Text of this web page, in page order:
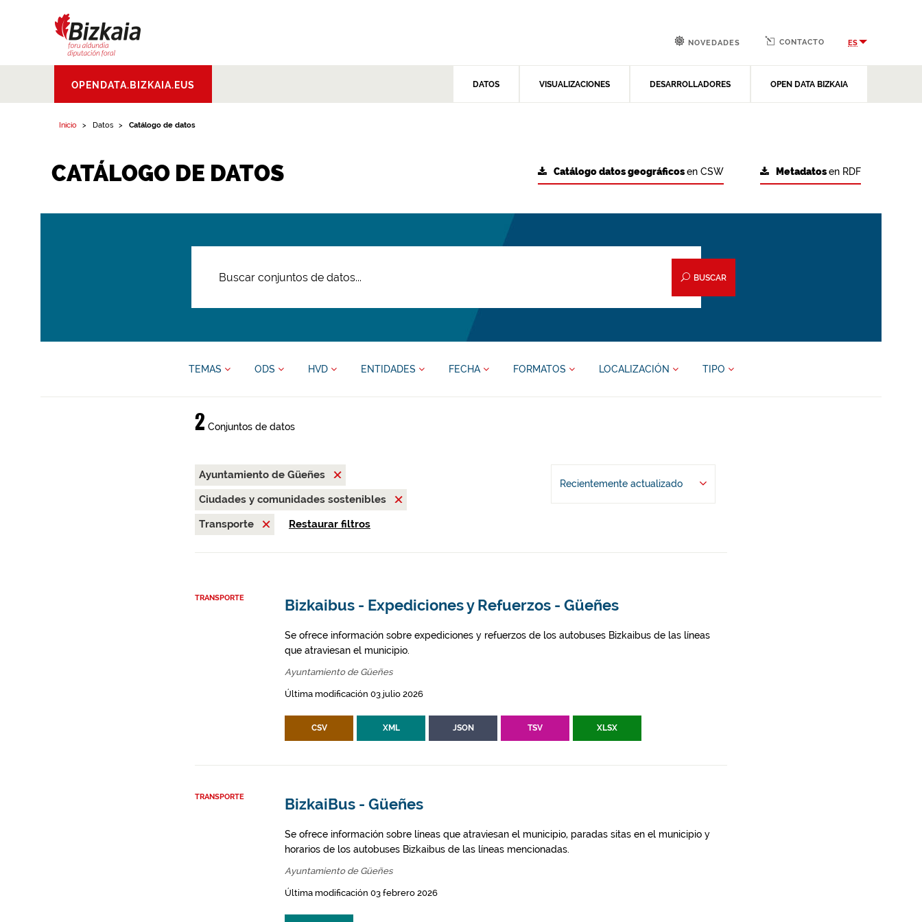
Aldundia.Diputacion
Foral de Bizkaia
OPENDATA.BIZKAIA.EUS DATOS VISUALIZACIONES DESARROLLADORES OPEN DATA BIZKAIA
NOVEDADES CONTACTO ES
Inicio Datos Catálogo de datos
CATÁLOGO DE DATOS Metadatosen RDF
Catálogo datos geográficosen CSW
BUSCAR
TEMAS ODS HVD ENTIDADES FECHA FORMATOS LOCALIZACIÓN TIPO
2 Conjuntos de datos
Ayuntamiento de Güeñes
Ciudades y comunidades sostenibles
Transporte
Restaurar filtros
Recientemente actualizado
TRANSPORTE Bizkaibus - Expediciones y Refuerzos - Güeñes
Se ofrece información sobre expediciones y refuerzos de los autobuses Bizkaibus de las líneas
que atraviesan el municipio.
Ayuntamiento de Güeñes
Última modificación 03 julio 2026
CSV XML JSON TSV XLSX
TRANSPORTE BizkaiBus - Güeñes
Se ofrece información sobre líneas que atraviesan el municipio, paradas sitas en el municipio y
horarios de los autobuses Bizkaibus de las líneas mencionadas.
Ayuntamiento de Güeñes
Última modificación 03 febrero 2026